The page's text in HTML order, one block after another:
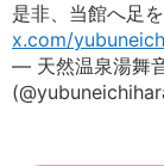
是非、当館へ足
x.com/
— 天然温泉湯舞